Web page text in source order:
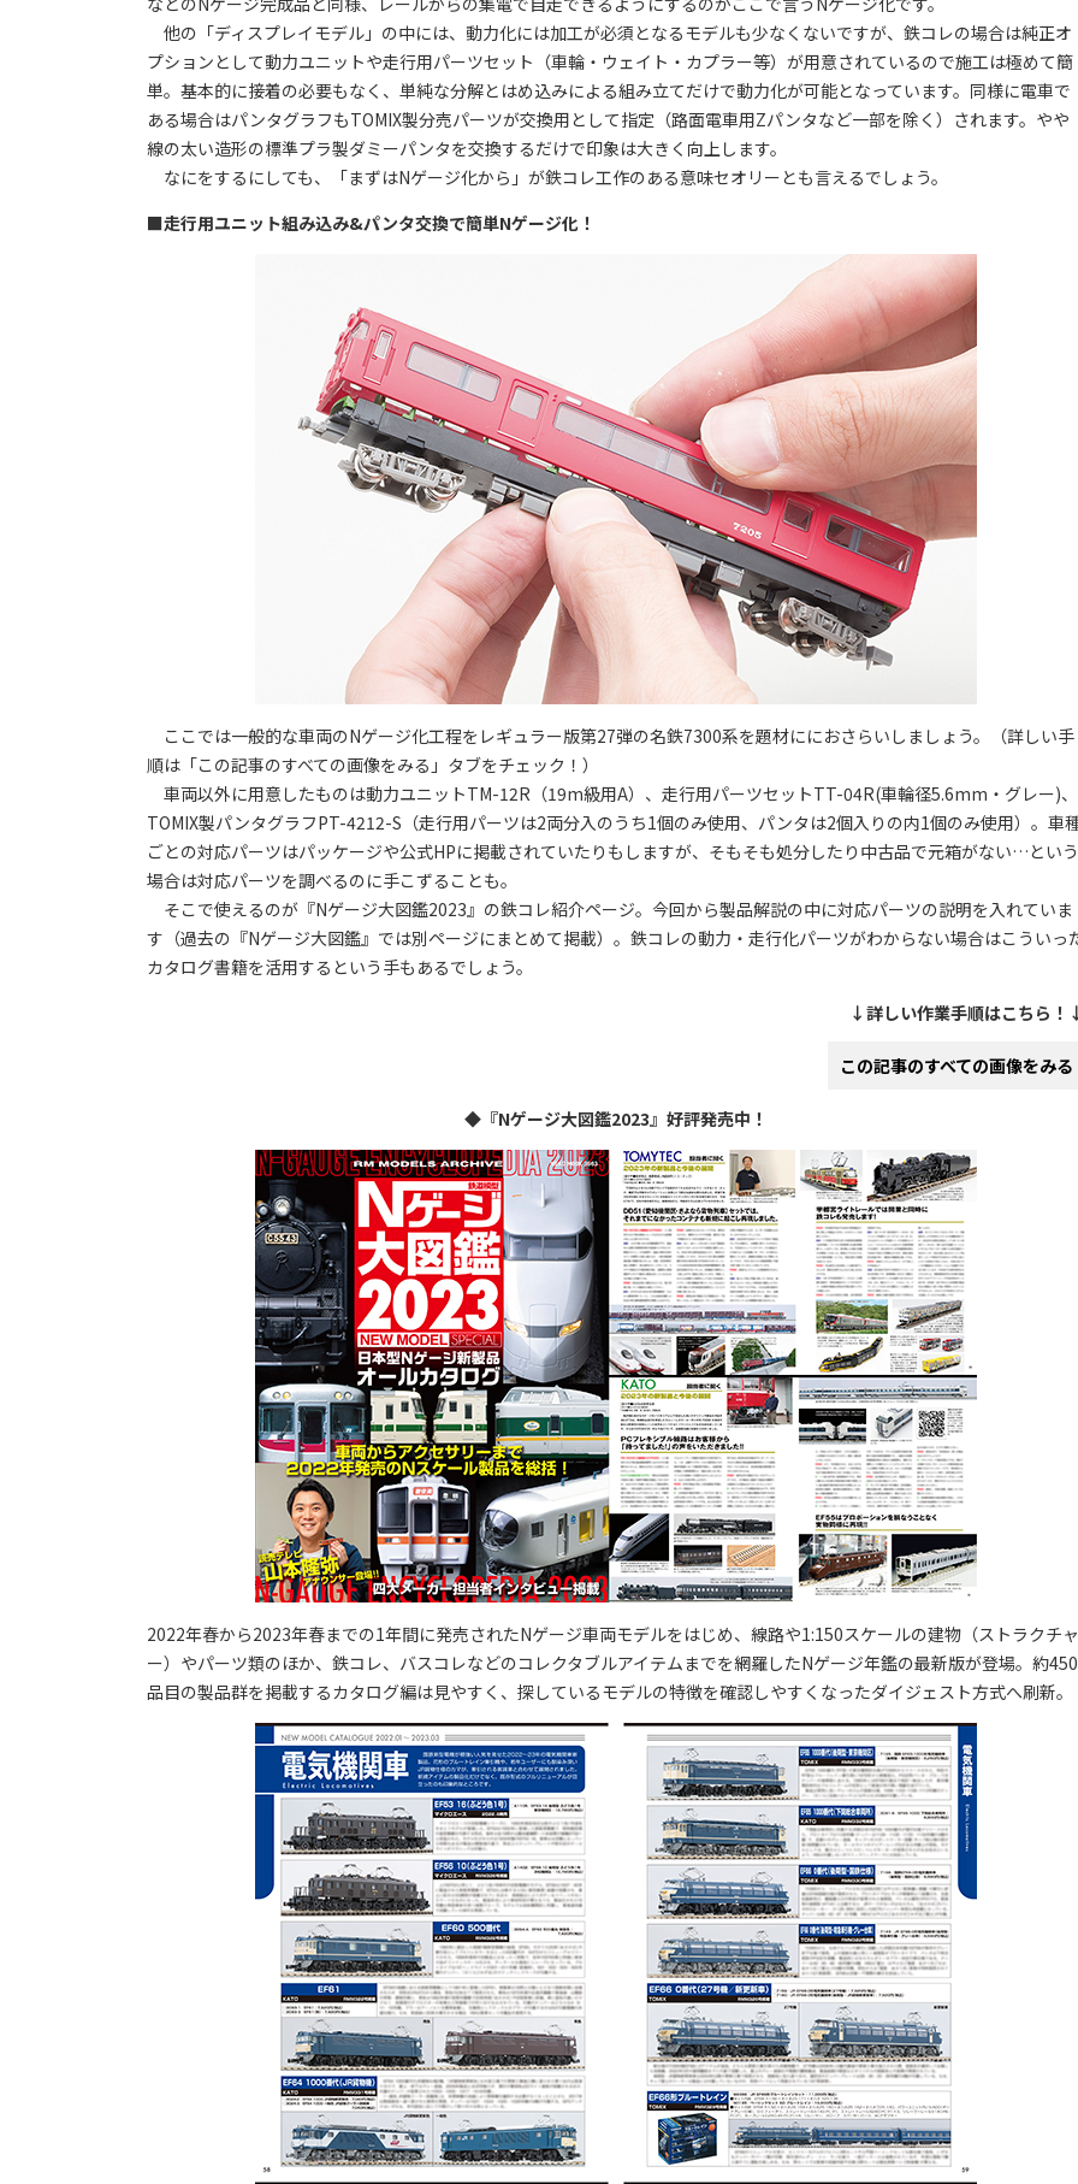
他の「ディスプレイモデル」の中には、動力化には加工が必須となるモデルも少なくないですが、鉄コレの場合は純正オ
プションとして動力ユニットや走行用パーツセット（車輪・ウェイト・カプラー等）が用意されているので施工は極めて簡
単。基本的に接着の必要もなく、単純な分解とはめ込みによる組み立てだけで動力化が可能となっています。同様に電車で
ある場合はパンタグラフもTOMIX製分売パーツが交換用として指定（路面電車用Zパンタなど一部を除く）されます。やや
線の太い造形の標準プラ製ダミーパンタを交換するだけで印象は大きく向上します。
なにをするにしても、「まずはNゲージ化から」が鉄コレ工作のある意味セオリーとも言えるでしょう。
■走行用ユニット組み込み&パンタ交換で簡単Nゲージ化！
ここでは一般的な車両のNゲージ化工程をレギュラー版第27弾の名鉄7300系を題材ににおさらいしましょう。（詳しい手
順は「この記事のすべての画像をみる」タブをチェック！）
車両以外に用意したものは動力ユニットTM-12R（19m級用A）、走行用パーツセットTT-04R(車輪径5.6mm・グレー)、
TOMIX製パンタグラフPT-4212-S（走行用パーツは2両分入のうち1個のみ使用、パンタは2個入りの内1個のみ使用）。車
ごとの対応パーツはパッケージや公式HPに掲載されていたりもしますが、そもそも処分したり中古品で元箱がない…という
場合は対応パーツを調べるのに手こずることも。
そこで使えるのが『Nゲージ大図鑑2023』の鉄コレ紹介ページ。今回から製品解説の中に対応パーツの説明を入れていま
す（過去の『Nゲージ大図鑑』では別ページにまとめて掲載）。鉄コレの動力・走行化パーツがわからない場合はこういっ
カタログ書籍を活用するという手もあるでしょう。
↓詳しい作業手順はこちら
この記事のすべての画像をみる
◆『Nゲージ大図鑑2023』好評発売中！
2022年春から2023年春までの1年間に発売されたNゲージ車両モデルをはじめ、線路や1:150スケールの建物（ストラクチャ
ー）やパーツ類のほか、鉄コレ、バスコレなどのコレクタブルアイテムまでを網羅したNゲージ年鑑の最新版が登場。約450
品目の製品群を掲載するカタログ編は見やすく、探しているモデルの特徴を確認しやすくなったダイジェスト方式へ刷新。